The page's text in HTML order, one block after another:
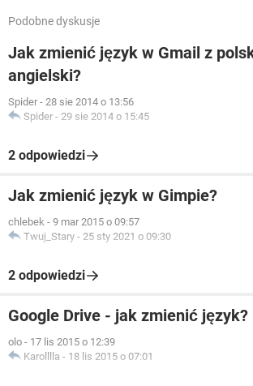
Podobne dyskusje
Jak zmienić język w Gmail z
angielski?
Spider - 28 sie 2014 o 13:56
Spider - 29 sie 2014 o 15:45
2 odpowiedzi
Jak zmienić język w Gimpie?
chlebek - 9 mar 2015 o 09:57
Twuj_Stary - 25 sty 2021 o 09:30
2 odpowiedzi
Google Drive - jak zmienić język?
olo - 17 lis 2015 o 12:39
Karolllla - 18 lis 2015 o 07:01